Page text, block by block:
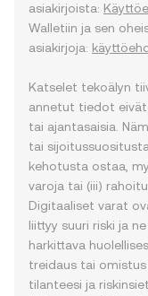
asiakirjoista:
Walletiin ja sen
asiakirjoja:
Katselet tekoälyn
annetut tiedot
tai ajantasaisia.
tai
kehotusta ostaa,
varoja tai (iii)
Digitaaliset varat
liittyy suuri riski ja
harkittava
treidaus tai
tilanteesi ja